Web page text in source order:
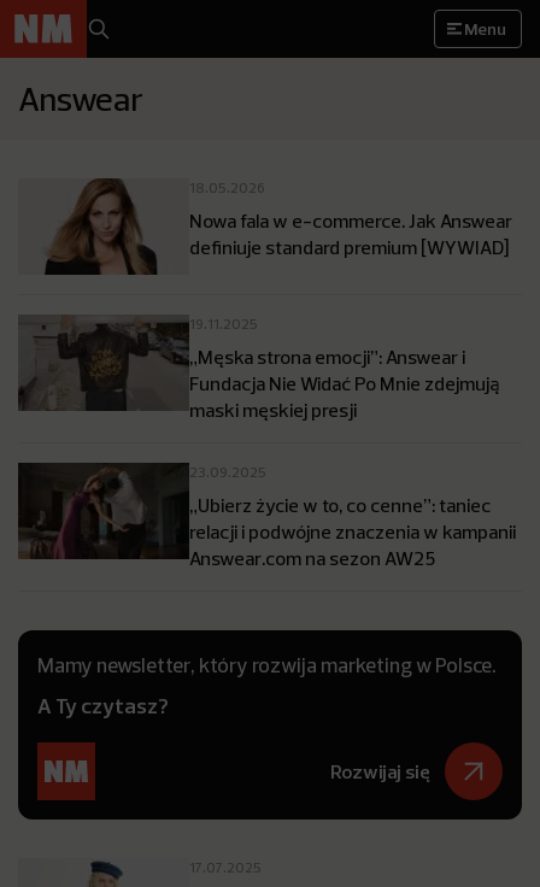
Menu
Answear
18.05.2026
Nowa fala w e-commerce. Jak Answear
definiuje standard premium [WYWIAD]
19.11.2025
„Męska strona emocji”: Answear i
Fundacja Nie Widać Po Mnie zdejmują
maski męskiej presji
23.09.2025
„Ubierz życie w to, co cenne”: taniec
relacji i podwójne znaczenia w kampanii
Answear.com na sezon AW25
Mamy newsletter, który rozwija marketing w Polsce.
A Ty czytasz?
Rozwijaj się
17.07.2025